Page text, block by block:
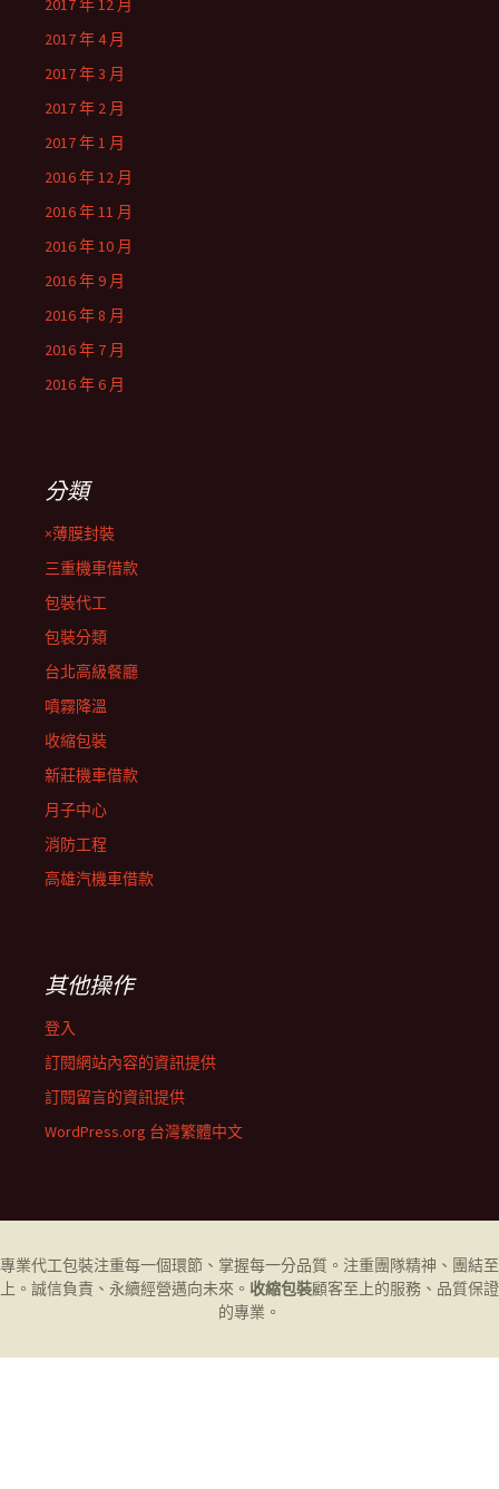
2017 年 12 月
2017 年 4 月
2017 年 3 月
2017 年 2 月
2017 年 1 月
2016 年 12 月
2016 年 11 月
2016 年 10 月
2016 年 9 月
2016 年 8 月
2016 年 7 月
2016 年 6 月
分類
×薄膜封裝
三重機車借款
包裝代工
包裝分類
台北高級餐廳
噴霧降溫
收縮包裝
新莊機車借款
月子中心
消防工程
高雄汽機車借款
其他操作
登入
訂閱網站內容的資訊提供
訂閱留言的資訊提供
WordPress.org 台灣繁體中文
專業代工包裝注重每一個環節、掌握每一分品質。注重團隊精神、團結至
上。誠信負責、永續經營邁向未來。 收縮包裝顧客至上的服務、品質保證
的專業。